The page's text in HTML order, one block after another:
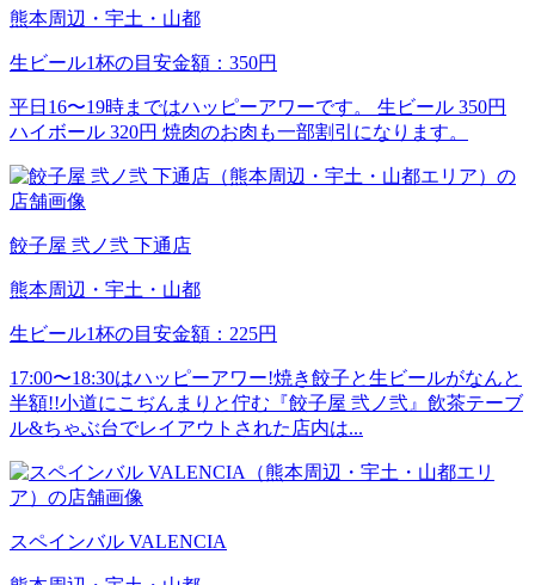
熊本周辺・宇土・山都
生ビール1杯の目安金額：350円
平日16〜19時まではハッピーアワーです。 生ビール 350円
ハイボール 320円 焼肉のお肉も一部割引になります。
餃子屋 弐ノ弐 下通店
熊本周辺・宇土・山都
生ビール1杯の目安金額：225円
17:00〜18:30はハッピーアワー!焼き餃子と生ビールがなんと
半額!!小道にこぢんまりと佇む『餃子屋 弐ノ弐』飲茶テーブ
ル&ちゃぶ台でレイアウトされた店内は...
スペインバル VALENCIA